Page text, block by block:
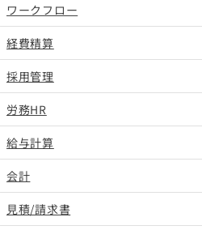
ワークフロー
経費精算
採用管理
労務HR
給与計算
会計
見積/請求書